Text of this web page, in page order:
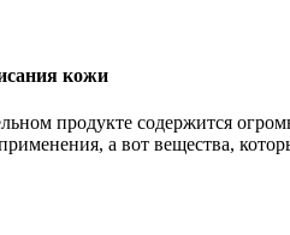
кожи
продукте содержится
а вот вещества,